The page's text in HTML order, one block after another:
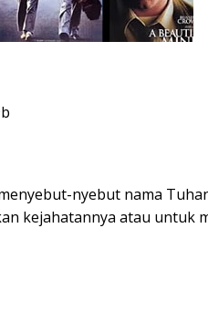
nyebut nama
kejahatannya atau untuk